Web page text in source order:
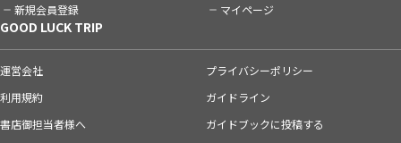
新規会員登録 マイページ
GOOD LUCK TRIP
運営会社
プライバシーポリシー
利用規約
ガイドライン
書店御担当者様へ
ガイドブックに投稿する